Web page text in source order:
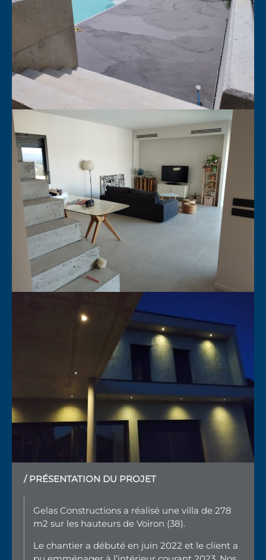
/ PRÉSENTATION DU PROJET
Gelas Constructions a réalisé une villa de 278
m2 sur les hauteurs de Voiron (38).
Le chantier a débuté en juin 2022 et le client a